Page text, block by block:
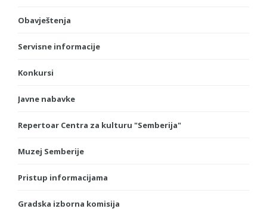
Obavještenja
Servisne informacije
Konkursi
Javne nabavke
Repertoar Centra za kulturu "Semberija"
Muzej Semberije
Pristup informacijama
Gradska izborna komisija